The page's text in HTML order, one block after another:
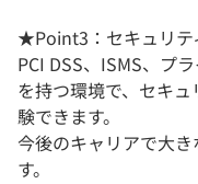
★Point3：セキュリテ
PCI DSS、ISMS、プ
を持つ環境で、セキ
験できます。
今後のキャリアで大
す。